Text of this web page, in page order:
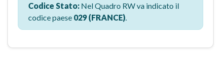
Codice Stato: Nel Quadro RW va indicato il
codice paese 029 (FRANCE).